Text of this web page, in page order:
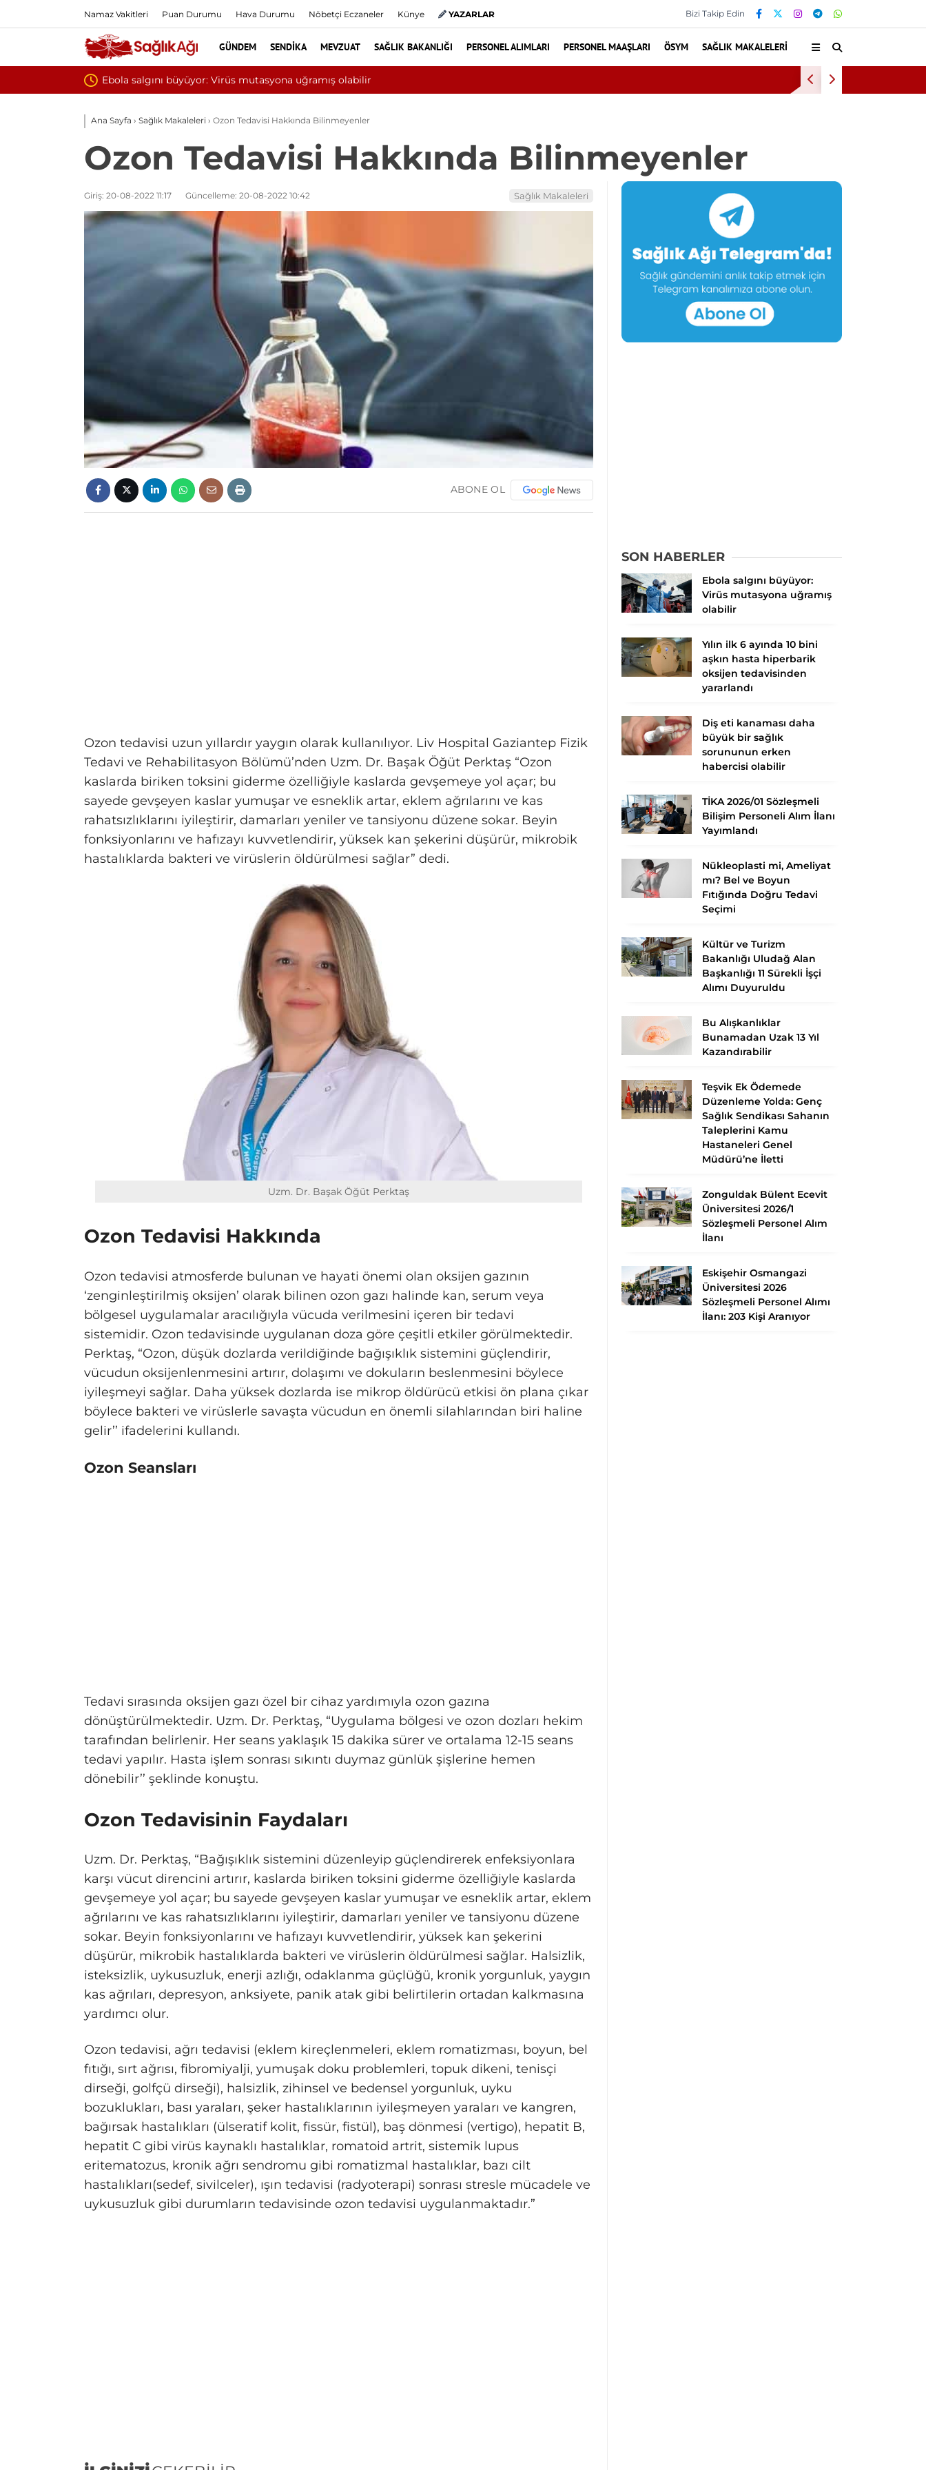
Namaz Vakitleri Puan Durumu Hava Durumu Nöbetçi Eczaneler Künye YAZARLAR Bizi Takip Edin
GÜNDEM SENDIKA MEVZUAT SAĞLIK BAKANLIĞI PERSONEL ALIMLARI PERSONEL MAAŞLARI ÖSYM SAĞLIK MAKALELERI
Yılın ilk 6 ayında 10 bini aşkın hasta hiperbarik oksijen tedavisinden yararlandı
Ana Sayfa › Sağlık Makaleleri › Ozon Tedavisi Hakkında Bilinmeyenler
Ozon Tedavisi Hakkında Bilinmeyenler
Giriş: 20-08-2022 11:17 Güncelleme: 20-08-2022 10:42 Sağlık Makaleleri
ABONE OL
Ozon tedavisi uzun yıllardır yaygın olarak kullanılıyor. Liv Hospital Gaziantep Fizik
Tedavi ve Rehabilitasyon Bölümü’nden Uzm. Dr. Başak Öğüt Perktaş “Ozon
kaslarda biriken toksini giderme özelliğiyle kaslarda gevşemeye yol açar; bu
sayede gevşeyen kaslar yumuşar ve esneklik artar, eklem ağrılarını ve kas
rahatsızlıklarını iyileştirir, damarları yeniler ve tansiyonu düzene sokar. Beyin
fonksiyonlarını ve hafızayı kuvvetlendirir, yüksek kan şekerini düşürür, mikrobik
hastalıklarda bakteri ve virüslerin öldürülmesi sağlar” dedi.
Uzm. Dr. Başak Öğüt Perktaş
Ozon Tedavisi Hakkında
Ozon tedavisi atmosferde bulunan ve hayati önemi olan oksijen gazının
‘zenginleştirilmiş oksijen’ olarak bilinen ozon gazı halinde kan, serum veya
bölgesel uygulamalar aracılığıyla vücuda verilmesini içeren bir tedavi
sistemidir. Ozon tedavisinde uygulanan doza göre çeşitli etkiler görülmektedir.
Perktaş, “Ozon, düşük dozlarda verildiğinde bağışıklık sistemini güçlendirir,
vücudun oksijenlenmesini artırır, dolaşımı ve dokuların beslenmesini böylece
iyileşmeyi sağlar. Daha yüksek dozlarda ise mikrop öldürücü etkisi ön plana çıkar
böylece bakteri ve virüslerle savaşta vücudun en önemli silahlarından biri haline
gelir’’ ifadelerini kullandı.
Ozon Seansları
Tedavi sırasında oksijen gazı özel bir cihaz yardımıyla ozon gazına
dönüştürülmektedir. Uzm. Dr. Perktaş, “Uygulama bölgesi ve ozon dozları hekim
tarafından belirlenir. Her seans yaklaşık 15 dakika sürer ve ortalama 12-15 seans
tedavi yapılır. Hasta işlem sonrası sıkıntı duymaz günlük şişlerine hemen
dönebilir’’ şeklinde konuştu.
Ozon Tedavisinin Faydaları
Uzm. Dr. Perktaş, “Bağışıklık sistemini düzenleyip güçlendirerek enfeksiyonlara
karşı vücut direncini artırır, kaslarda biriken toksini giderme özelliğiyle kaslarda
gevşemeye yol açar; bu sayede gevşeyen kaslar yumuşar ve esneklik artar, eklem
ağrılarını ve kas rahatsızlıklarını iyileştirir, damarları yeniler ve tansiyonu düzene
sokar. Beyin fonksiyonlarını ve hafızayı kuvvetlendirir, yüksek kan şekerini
düşürür, mikrobik hastalıklarda bakteri ve virüslerin öldürülmesi sağlar. Halsizlik,
isteksizlik, uykusuzluk, enerji azlığı, odaklanma güçlüğü, kronik yorgunluk, yaygın
kas ağrıları, depresyon, anksiyete, panik atak gibi belirtilerin ortadan kalkmasına
yardımcı olur.
Ozon tedavisi, ağrı tedavisi (eklem kireçlenmeleri, eklem romatizması, boyun, bel
fıtığı, sırt ağrısı, fibromiyalji, yumuşak doku problemleri, topuk dikeni, tenisçi
dirseği, golfçü dirseği), halsizlik, zihinsel ve bedensel yorgunluk, uyku
bozuklukları, bası yaraları, şeker hastalıklarının iyileşmeyen yaraları ve kangren,
bağırsak hastalıkları (ülseratif kolit, fissür, fistül), baş dönmesi (vertigo), hepatit B,
hepatit C gibi virüs kaynaklı hastalıklar, romatoid artrit, sistemik lupus
eritematozus, kronik ağrı sendromu gibi romatizmal hastalıklar, bazı cilt
hastalıkları(sedef, sivilceler), ışın tedavisi (radyoterapi) sonrası stresle mücadele ve
uykusuzluk gibi durumların tedavisinde ozon tedavisi uygulanmaktadır.”
SON HABERLER
Ebola salgını büyüyor:
Virüs mutasyona uğramış
olabilir
Yılın ilk 6 ayında 10 bini
aşkın hasta hiperbarik
oksijen tedavisinden
yararlandı
Diş eti kanaması daha
büyük bir sağlık
sorununun erken
habercisi olabilir
TİKA 2026/01 Sözleşmeli
Bilişim Personeli Alım İlanı
Yayımlandı
Nükleoplasti mi, Ameliyat
mı? Bel ve Boyun
Fıtığında Doğru Tedavi
Seçimi
Kültür ve Turizm
Bakanlığı Uludağ Alan
Başkanlığı 11 Sürekli İşçi
Alımı Duyuruldu
Bu Alışkanlıklar
Bunamadan Uzak 13 Yıl
Kazandırabilir
Teşvik Ek Ödemede
Düzenleme Yolda: Genç
Sağlık Sendikası Sahanın
Taleplerini Kamu
Hastaneleri Genel
Müdürü’ne İletti
Zonguldak Bülent Ecevit
Üniversitesi 2026/1
Sözleşmeli Personel Alım
İlanı
Eskişehir Osmangazi
Üniversitesi 2026
Sözleşmeli Personel Alımı
İlanı: 203 Kişi Aranıyor